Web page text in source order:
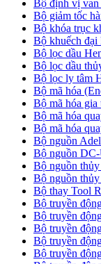
Bộ định vị
Bộ giảm tốc
Bộ khóa trục
Bộ khuếch
Bộ lọc dầu
Bộ lọc dầu
Bộ lọc ly tâm
Bộ mã hóa
Bộ mã hóa
Bộ mã hóa
Bộ mã hóa
Bộ nguồn
Bộ nguồn
Bộ nguồn
Bộ nguồn
Bộ thay Tool
Bộ truyền
Bộ truyền
Bộ truyền
Bộ truyền
Bộ truyền